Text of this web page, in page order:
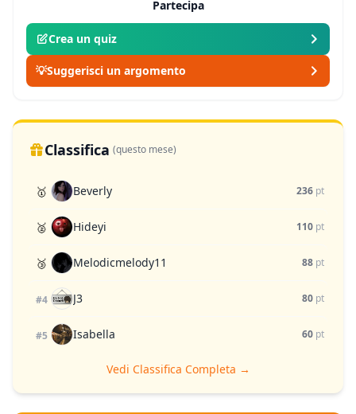
Partecipa
Crea un quiz
💡Suggerisci un argomento
Classifica (questo mese)
🥇 Beverly 236 pt
🥈 Hideyi 110 pt
🥉 Melodicmelody11 88 pt
#4 J3 80 pt
#5 Isabella 60 pt
Vedi Classifica Completa →